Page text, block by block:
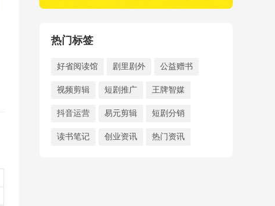
热门标签
好省阅读馆 剧里剧外 公益赠书
视频剪辑 短剧推广 王牌智媒
抖音运营 易元剪辑 短剧分销
读书笔记 创业资讯 热门资讯